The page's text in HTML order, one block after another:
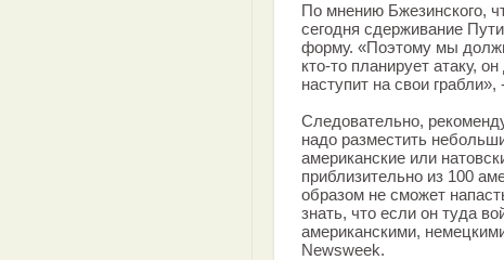
По мнению Бжезинского,
сегодня сдерживание
форму. «Поэтому мы
кто-то планирует атаку,
наступит на свои грабли»,
Следовательно,
надо разместить
американские или
приблизительно из 100
образом не сможет
знать, что если он туда
американскими,
Newsweek.